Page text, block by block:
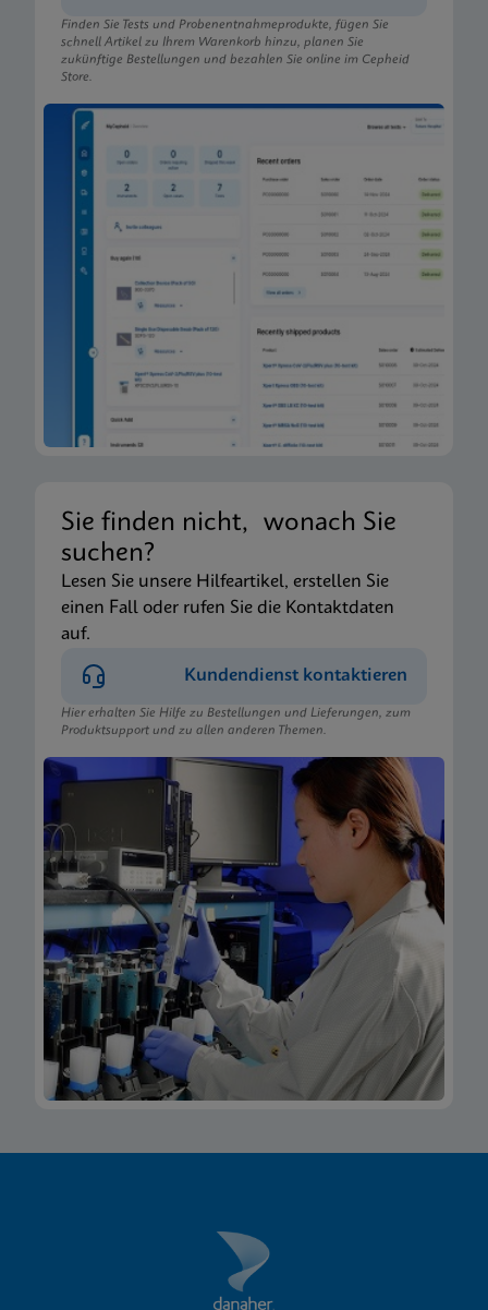
Finden Sie Tests und Probenentnahmeprodukte, fügen Sie
schnell Artikel zu Ihrem Warenkorb hinzu, planen Sie
zukünftige Bestellungen und bezahlen Sie online im Cepheid
Store.
Sie finden nicht, wonach Sie
suchen?
Lesen Sie unsere Hilfeartikel, erstellen Sie
einen Fall oder rufen Sie die Kontaktdaten
auf.
Kundendienst kontaktieren
Hier erhalten Sie Hilfe zu Bestellungen und Lieferungen, zum
Produktsupport und zu allen anderen Themen.